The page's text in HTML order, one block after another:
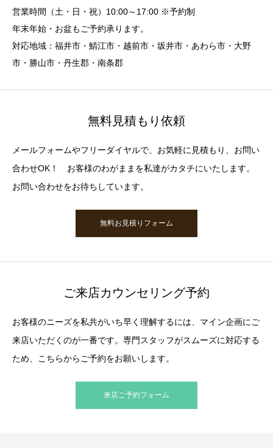
営業時間（土・日・祝）10:00～17:00 ※予約制
年末年始・お盆もご予約承ります。
対応地域：福井市・鯖江市・越前市・坂井市・あわら市・大野
市・勝山市・丹生郡・南条郡
無料見積もり依頼
メールフォームやフリーダイヤルで、お気軽に見積もり、お問い
合わせOK！ お客様のわがままを私達がカタチにいたします。
お問い合わせをお待ちしています。
無料お見積りフォーム
ご来店カウンセリング予約
お客様のニーズを私共がいち早く理解するには、マイン企画にご
来店いただくのが一番です。専門スタッフがスムーズに対応する
ため、こちらからご予約をお願いします。
来店ご予約フォーム